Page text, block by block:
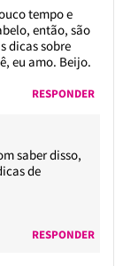
tempo e
então, são
dicas sobre
eu amo. Beijo.
RESPONDER
saber disso,
de
RESPONDER